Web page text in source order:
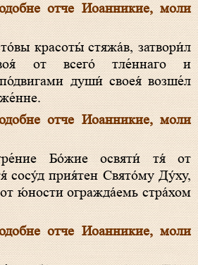
отче Иоанникие, моли
от всего́ тле́ннаго и
души́ своея́ возше́л
отче Иоанникие, моли
сосу́д прия́тен Свято́му Ду́ху,
ю́ности огражда́емь стра́хом
отче Иоанникие, моли